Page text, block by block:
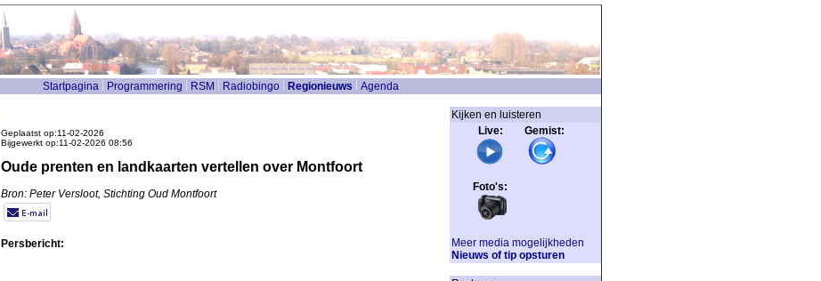
Startpagina Programmering RSM Radiobingo Regionieuws Agenda
Geplaatst op:11-02-2026
Bijgewerkt op:11-02-2026 08:56
Oude prenten en landkaarten vertellen over Montfoort
Bron: Peter Versloot, Stichting Oud Montfoort
Persbericht:
Kijken en luisteren
Live: Gemist:
Foto's:
Meer media mogelijkheden
Nieuws of tip opsturen